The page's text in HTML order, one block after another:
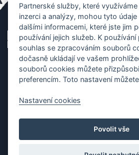
Cookies|
Partnerské služby, které
inzerci a analýzy, mohou tyto
dalšími informacemi, které jste jim
používání jejich služeb. K používání
souhlas se zpracováním souborů
dočasně ukládají ve vašem
souborů cookies můžete
preferencím. Toto nastavení
Nastavení cookies
Povolit vše